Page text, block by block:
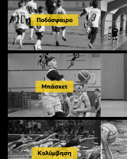
Ποδόσφαιρο
Μπάσκετ
Κολύμβηση